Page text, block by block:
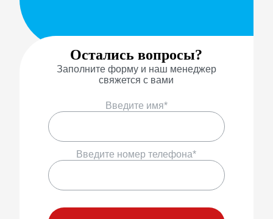
Остались вопросы?
Заполните форму и наш менеджер
свяжется с вами
Введите имя*
Введите номер телефона*